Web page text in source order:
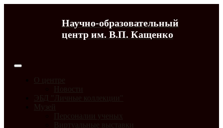
Научно-образовательный
центр им. В.П. Кащенко
О центре
Новости
ЭБД "Личные коллекции"
Музей
Персоналии ученых
Виртуальные выставки